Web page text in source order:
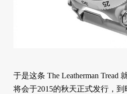
于是这条 The Leatherman Tread
将会于2015的秋天正式发行，